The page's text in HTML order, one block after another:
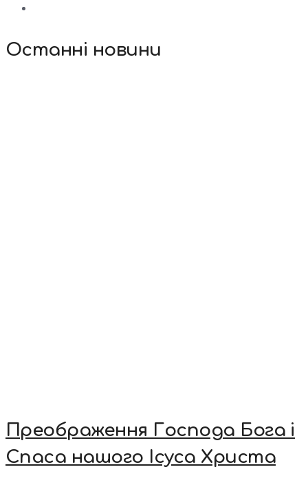
Останні новини
Преображення Господа Бога і
Спаса нашого Ісуса Христа